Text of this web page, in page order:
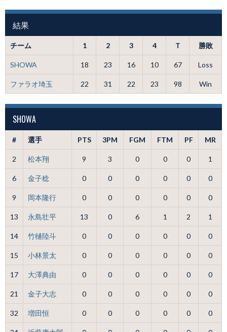
結果
チーム 1 2 3 4 T 勝敗
SHOWA 18 23 16 10 67 Loss
ファラオ埼玉 22 31 22 23 98 Win
SHOWA
# 選手 PTS 3PM FGM FTM PF MR
2 松本翔 9 3 0 0 0 1
6 金子稔 0 0 0 0 0 0
9 岡本隆行 0 0 0 0 0 0
13 永島壮平 13 0 6 1 2 1
14 竹樋陸斗 0 0 0 0 0 0
15 小林景太 0 0 0 0 0 0
17 大澤典由 0 0 0 0 0 0
21 金子大志 0 0 0 0 0 0
32 増田恒 0 0 0 0 0 0